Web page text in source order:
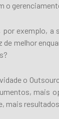
o
exemplo, a
de melhor
o
mais
mais